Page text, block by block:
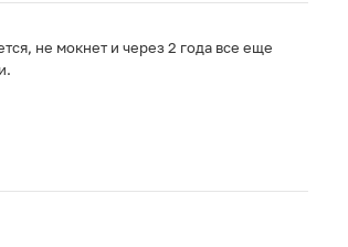
не мокнет и через 2 года все еще